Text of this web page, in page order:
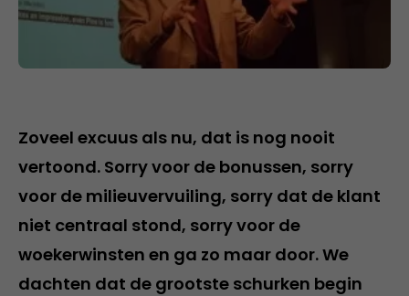
Zoveel excuus als nu, dat is nog nooit
vertoond. Sorry voor de bonussen, sorry
voor de milieuvervuiling, sorry dat de klant
niet centraal stond, sorry voor de
woekerwinsten en ga zo maar door. We
dachten dat de grootste schurken begin